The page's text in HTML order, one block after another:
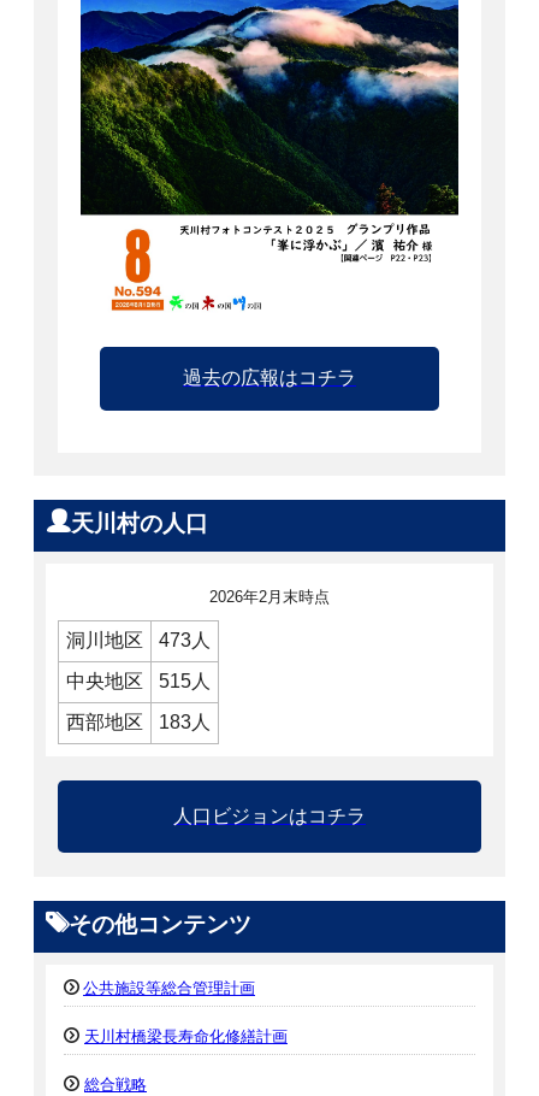
過去の広報はコチラ
天川村の人口
2026年2月末時点
洞川地区
473人
中央地区
515人
西部地区
183人
人口ビジョンはコチラ
その他コンテンツ
公共施設等総合管理計画
天川村橋梁長寿命化修繕計画
総合戦略